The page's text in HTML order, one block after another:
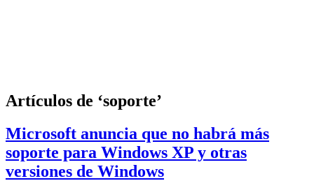
Artículos de ‘soporte’
Microsoft anuncia que no habrá más
soporte para Windows XP y otras
versiones de Windows